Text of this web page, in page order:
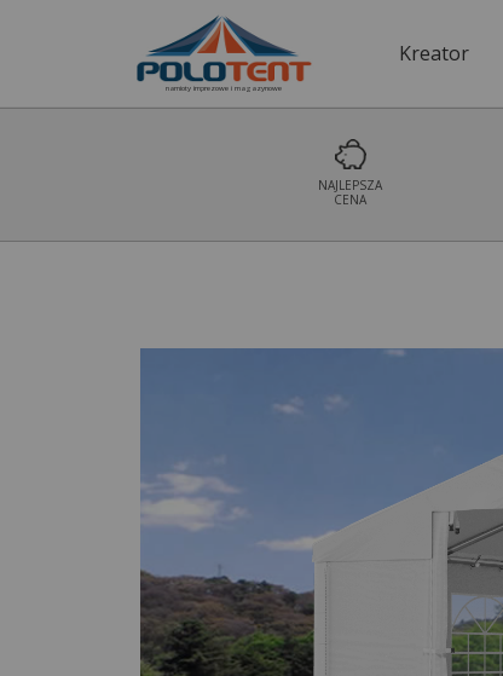
namioty imprezowe i magazynowe
Kreator
NAJLEPSZA
CENA